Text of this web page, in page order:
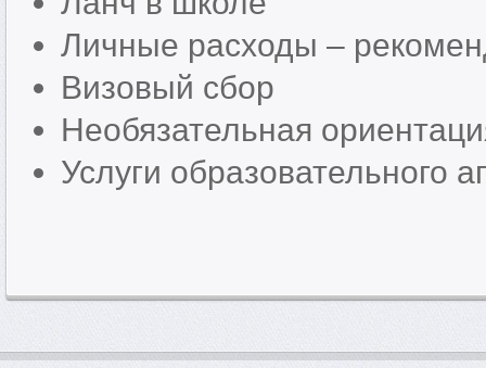
Личные расходы –
Визовый сбор
Необязательная
Услуги образовательного